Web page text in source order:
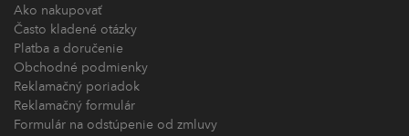
Ako nakupovať
Často kladené otázky
Platba a doručenie
Obchodné podmienky
Reklamačný poriadok
Reklamačný formulár
Formulár na odstúpenie od zmluvy